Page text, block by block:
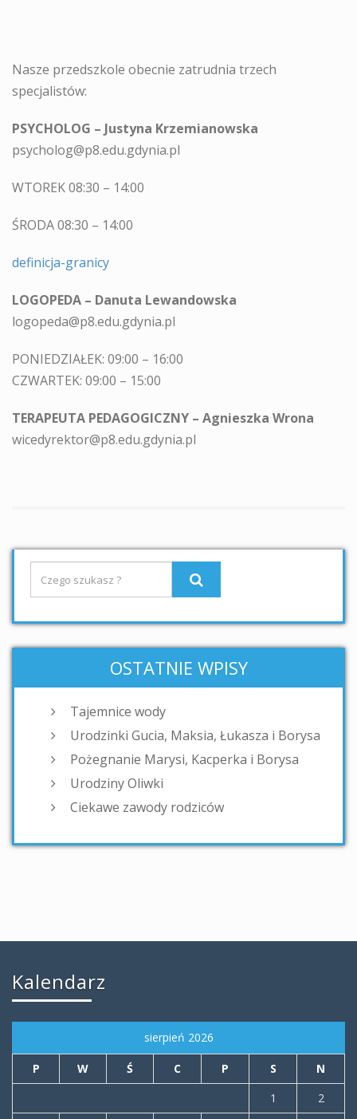
Nasze przedszkole obecnie zatrudnia trzech
specjalistów:
PSYCHOLOG – Justyna Krzemianowska
psycholog@p8.edu.gdynia.pl
WTOREK 08:30 – 14:00
ŚRODA 08:30 – 14:00
definicja-granicy
LOGOPEDA – Danuta Lewandowska
logopeda@p8.edu.gdynia.pl
PONIEDZIAŁEK: 09:00 – 16:00
CZWARTEK: 09:00 – 15:00
TERAPEUTA PEDAGOGICZNY – Agnieszka Wrona
wicedyrektor@p8.edu.gdynia.pl
OSTATNIE WPISY
Tajemnice wody
Urodzinki Gucia, Maksia, Łukasza i Borysa
Pożegnanie Marysi, Kacperka i Borysa
Urodziny Oliwki
Ciekawe zawody rodziców
Kalendarz
sierpień 2026
P W Ś C P S
N
1
2